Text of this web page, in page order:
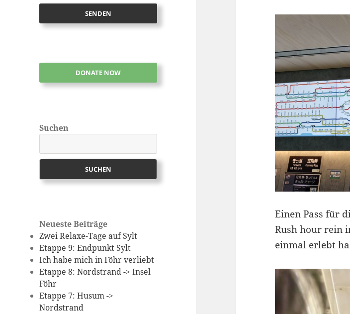
DONATE NOW
Suchen
SUCHEN
Neueste Beiträge
Zwei Relaxe-Tage auf Sylt
Etappe 9: Endpunkt Sylt
Ich habe mich in Föhr verliebt
Etappe 8: Nordstrand -> Insel
Föhr
Etappe 7: Husum ->
Nordstrand
Einen Pass für
Rush hour rein
einmal erlebt